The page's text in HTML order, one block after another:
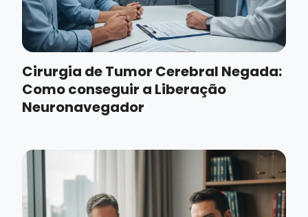
Cirurgia de Tumor Cerebral Negada:
Como conseguir a Liberação
Neuronavegador